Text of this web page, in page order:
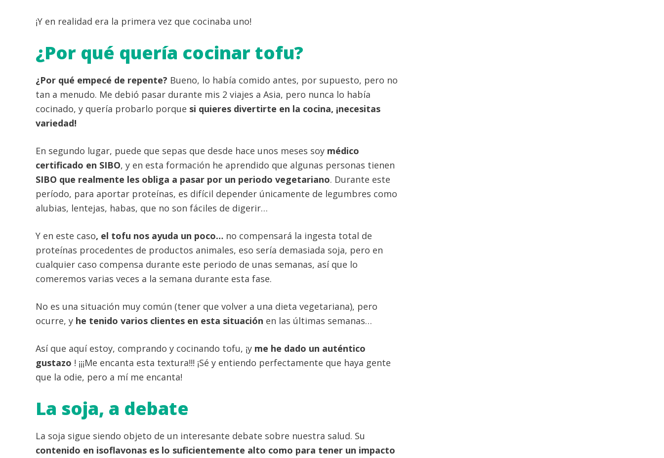
¡Y en realidad era la primera vez que cocinaba uno!
¿Por qué quería cocinar tofu?
¿Por qué empecé de repente? Bueno, lo había comido antes, por supuesto, pero no
tan a menudo. Me debió pasar durante mis 2 viajes a Asia, pero nunca lo había
cocinado, y quería probarlo porque si quieres divertirte en la cocina, ¡necesitas
variedad!
En segundo lugar, puede que sepas que desde hace unos meses soy médico
certificado en SIBO, y en esta formación he aprendido que algunas personas tienen
SIBO que realmente les obliga a pasar por un periodo vegetariano. Durante este
período, para aportar proteínas, es difícil depender únicamente de legumbres como
alubias, lentejas, habas, que no son fáciles de digerir…
Y en este caso, el tofu nos ayuda un poco… no compensará la ingesta total de
proteínas procedentes de productos animales, eso sería demasiada soja, pero en
cualquier caso compensa durante este periodo de unas semanas, así que lo
comeremos varias veces a la semana durante esta fase.
No es una situación muy común (tener que volver a una dieta vegetariana), pero
ocurre, y he tenido varios clientes en esta situación en las últimas semanas…
Así que aquí estoy, comprando y cocinando tofu, ¡y me he dado un auténtico
gustazo ! ¡¡¡Me encanta esta textura!!! ¡Sé y entiendo perfectamente que haya gente
que la odie, pero a mí me encanta!
La soja, a debate
La soja sigue siendo objeto de un interesante debate sobre nuestra salud. Su
contenido en isoflavonas es lo suficientemente alto como para tener un impacto